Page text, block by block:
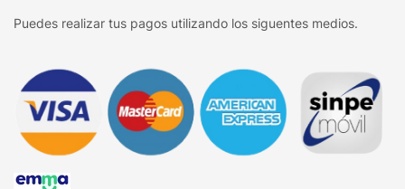
Puedes realizar tus pagos utilizando los siguentes medios.